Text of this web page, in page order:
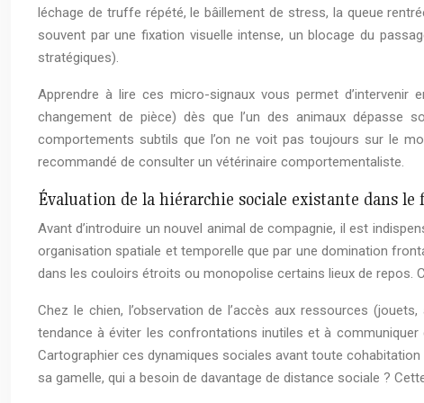
léchage de truffe répété, le bâillement de stress, la queue
souvent par une fixation visuelle intense, un blocage du
stratégiques).
Apprendre à lire ces micro-signaux vous permet
changement de pièce) dès que l’un des animaux dépasse
comportements subtils que l’on ne voit pas toujours sur le
recommandé de consulter un vétérinaire comportementaliste.
Évaluation de la hiérarchie sociale existante dans le
Avant d’introduire un nouvel animal de compagnie, il est
organisation spatiale et temporelle que par une domination
dans les couloirs étroits ou monopolise certains lieux de repos.
Chez le chien, l’observation de l’accès aux ressources
tendance à éviter les confrontations inutiles et à
Cartographier ces dynamiques sociales avant toute
sa gamelle, qui a besoin de davantage de distance sociale ?